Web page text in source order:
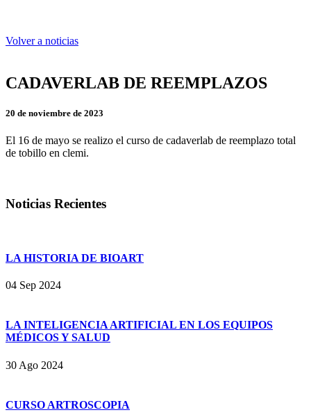
Volver a noticias
CADAVERLAB DE REEMPLAZOS
20 de noviembre de 2023
El 16 de mayo se realizo el curso de cadaverlab de reemplazo total
de tobillo en clemi.
Noticias Recientes
LA HISTORIA DE BIOART
04 Sep 2024
LA INTELIGENCIA ARTIFICIAL EN LOS EQUIPOS
MÉDICOS Y SALUD
30 Ago 2024
CURSO ARTROSCOPIA